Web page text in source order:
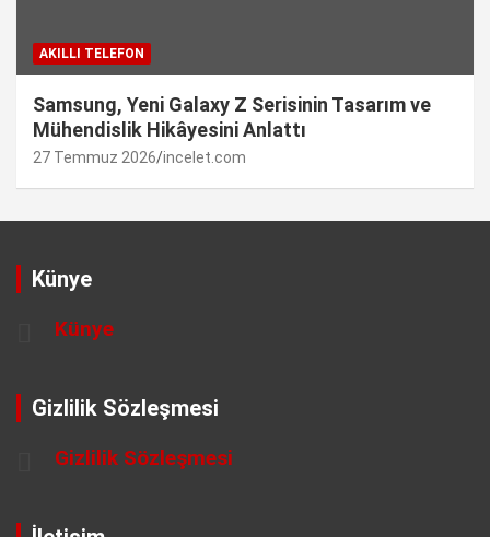
AKILLI TELEFON
Samsung, Yeni Galaxy Z Serisinin Tasarım ve
Mühendislik Hikâyesini Anlattı
27 Temmuz 2026 incelet.com
Künye
Künye
Gizlilik Sözleşmesi
Gizlilik Sözleşmesi